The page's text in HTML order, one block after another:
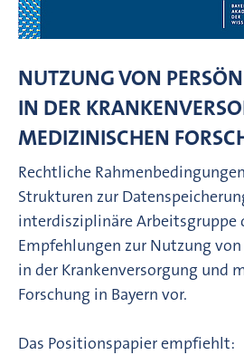
NUTZUNG VON
IN DER
MEDIZINISCHEN
Rechtliche
Strukturen zur
interdisziplinäre Arbeitsgruppe
Empfehlungen zur Nutzung
in der Krankenversorgung und
Forschung in Bayern vor.
Das Positionspapier empfiehlt: